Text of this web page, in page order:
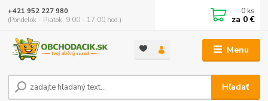
Menu
Hľadať
+421 952 227 980
(Pondelok - Piatok, 9:00 - 17:00 hod.)
0 ks
za 0 €